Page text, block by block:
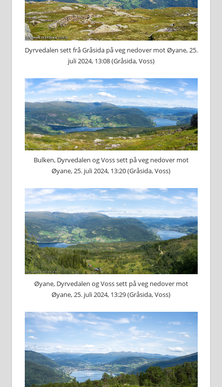
Dyrvedalen sett frå Gråsida på veg nedover mot Øyane, 25.
juli 2024, 13:08 (Gråsida, Voss)
Bulken, Dyrvedalen og Voss sett på veg nedover mot
Øyane, 25. juli 2024, 13:20 (Gråsida, Voss)
Øyane, Dyrvedalen og Voss sett på veg nedover mot
Øyane, 25. juli 2024, 13:29 (Gråsida, Voss)